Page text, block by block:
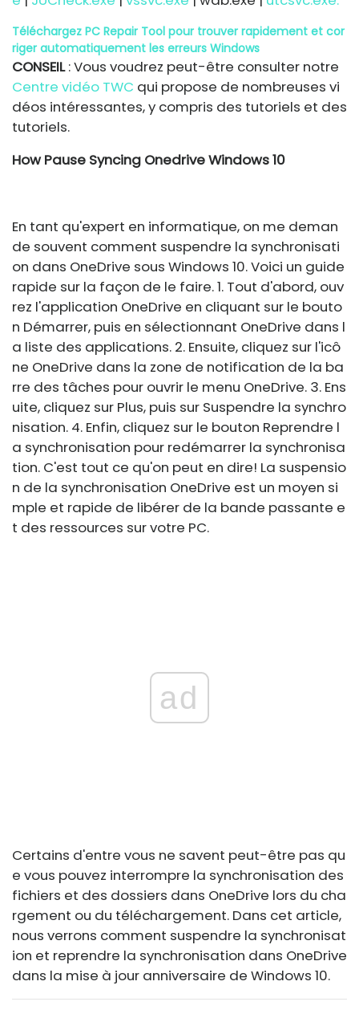
Téléchargez PC Repair Tool pour trouver rapidement et cor
riger automatiquement les erreurs Windows
CONSEIL: Vous voudrez peut-être consulter notre
Centre vidéo TWC qui propose de nombreuses vi
déos intéressantes, y compris des tutoriels et des
tutoriels.
How Pause Syncing Onedrive Windows 10
En tant qu'expert en informatique, on me deman
de souvent comment suspendre la synchronisati
on dans OneDrive sous Windows 10. Voici un guide
rapide sur la façon de le faire. 1. Tout d'abord, ouv
rez l'application OneDrive en cliquant sur le bouto
n Démarrer, puis en sélectionnant OneDrive dans l
a liste des applications. 2. Ensuite, cliquez sur l'icô
ne OneDrive dans la zone de notification de la ba
rre des tâches pour ouvrir le menu OneDrive. 3. Ens
uite, cliquez sur Plus, puis sur Suspendre la synchro
nisation. 4. Enfin, cliquez sur le bouton Reprendre l
a synchronisation pour redémarrer la synchronisa
tion. C'est tout ce qu'on peut en dire! La suspensio
n de la synchronisation OneDrive est un moyen si
mple et rapide de libérer de la bande passante e
t des ressources sur votre PC.
ad
Certains d'entre vous ne savent peut-être pas qu
e vous pouvez interrompre la synchronisation des
fichiers et des dossiers dans OneDrive lors du cha
rgement ou du téléchargement. Dans cet article,
nous verrons comment suspendre la synchronisat
ion et reprendre la synchronisation dans OneDrive
dans la mise à jour anniversaire de Windows 10.